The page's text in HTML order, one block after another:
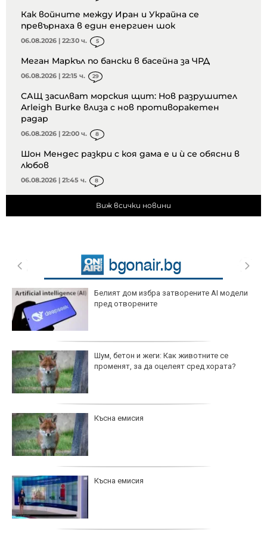
Как войните между Иран и Украйна се
превърнаха в един енергиен шок
06.08.2026 | 22:30 ч. 5
Меган Маркъл по бански в басейна за ЧРД
06.08.2026 | 22:15 ч. 29
САЩ засилват морския щит: Нов разрушител
Arleigh Burke влиза с нов противоракетен
радар
06.08.2026 | 22:00 ч. 8
Шон Мендес разкри с коя дама е и ѝ се обясни в
любов
06.08.2026 | 21:45 ч. 8
Виж всички новини
Белият дом избра затворените AI модели
пред отворените
Шум, бетон и жеги: Как животните се
променят, за да оцелеят сред хората?
Късна емисия
Късна емисия